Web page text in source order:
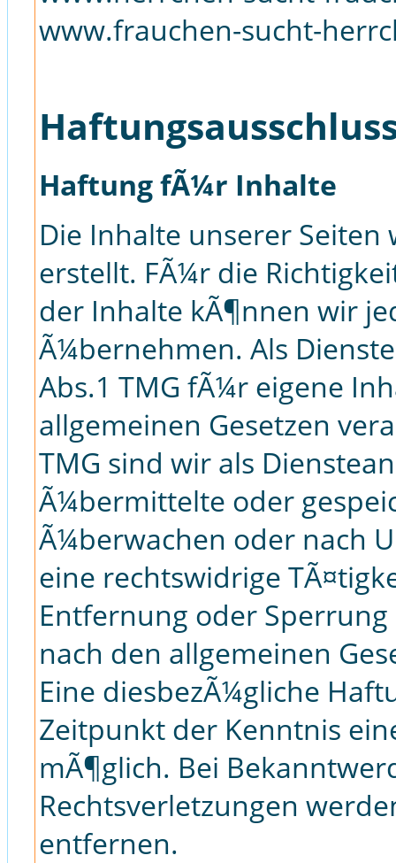
www.frauchen-sucht-
Haftung fÃ¼r Inhalte
Die Inhalte unserer
erstellt. FÃ¼r die
der Inhalte kÃ¶nnen wir
Ã¼bernehmen. Als
Abs.1 TMG fÃ¼r eigene
allgemeinen Gesetzen
TMG sind wir als
Ã¼bermittelte oder
Ã¼berwachen oder nach
eine rechtswidrige
Entfernung oder
nach den allgemeinen
Eine diesbezÃ¼gliche
Zeitpunkt der Kenntnis
mÃ¶glich. Bei
Rechtsverletzungen
entfernen.